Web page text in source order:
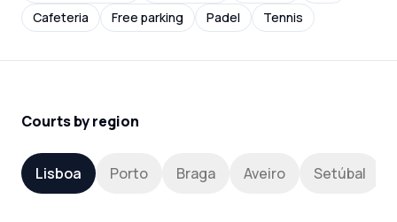
Cafeteria
Free parking Padel Tennis
Courts by region
Lisboa Porto Braga Aveiro Setúbal